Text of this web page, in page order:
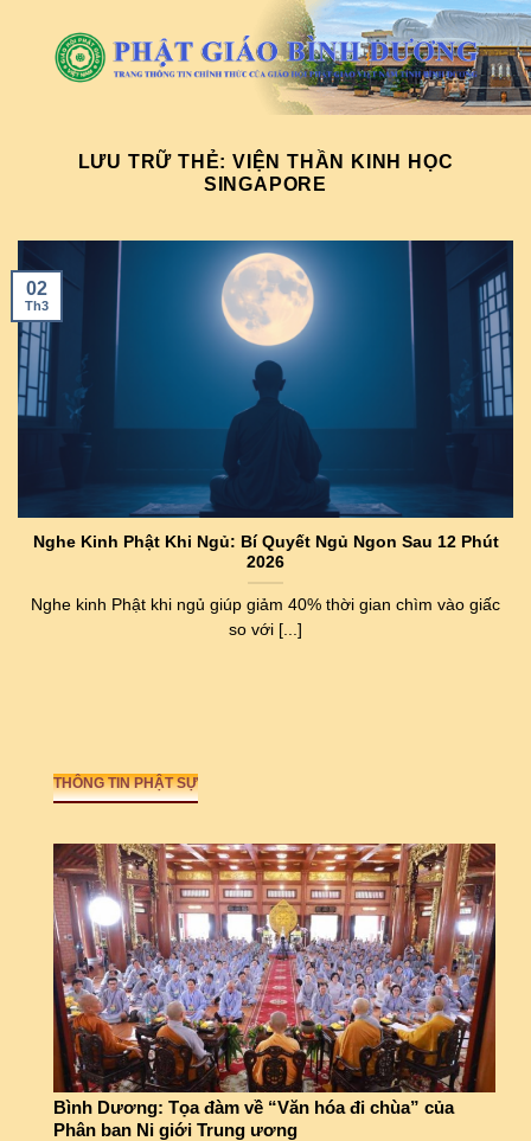
LƯU TRỮ THẺ: VIỆN THẦN KINH HỌC
SINGAPORE
Nghe Kinh Phật Khi Ngủ: Bí Quyết Ngủ Ngon Sau 12 Phút
2026
Nghe kinh Phật khi ngủ giúp giảm 40% thời gian chìm vào giấc
so với [...]
02
Th3
THÔNG TIN PHẬT SỰ
Bình Dương: Tọa đàm về “Văn hóa đi chùa” của
Phân ban Ni giới Trung ương